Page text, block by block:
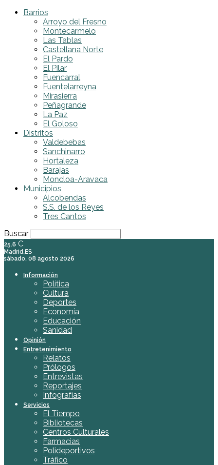
Barrios
Arroyo del Fresno
Montecarmelo
Las Tablas
Castellana Norte
El Pardo
El Pilar
Fuencarral
Fuentelarreyna
Mirasierra
Peñagrande
La Paz
El Goloso
Distritos
Valdebebas
Sanchinarro
Hortaleza
Barajas
Moncloa-Aravaca
Municipios
Alcobendas
S.S. de los Reyes
Tres Cantos
Buscar
25.6 C
Madrid,ES
sábado, 08 agosto 2026
Información
Política
Cultura
Deportes
Economía
Educación
Sanidad
Opinión
Entretenimiento
Relatos
Prólogos
Entrevistas
Reportajes
Infografías
Servicios
El Tiempo
Bibliotecas
Centros Culturales
Farmacias
Polideportivos
Tráfico